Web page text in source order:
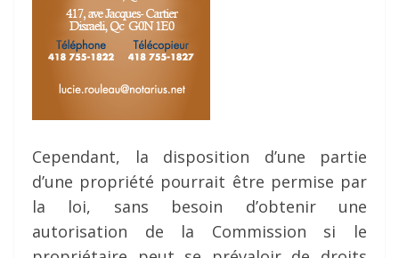
Cependant, la disposition d’une partie
d’une propriété pourrait être permise par
la loi, sans besoin d’obtenir une
autorisation de la Commission si le